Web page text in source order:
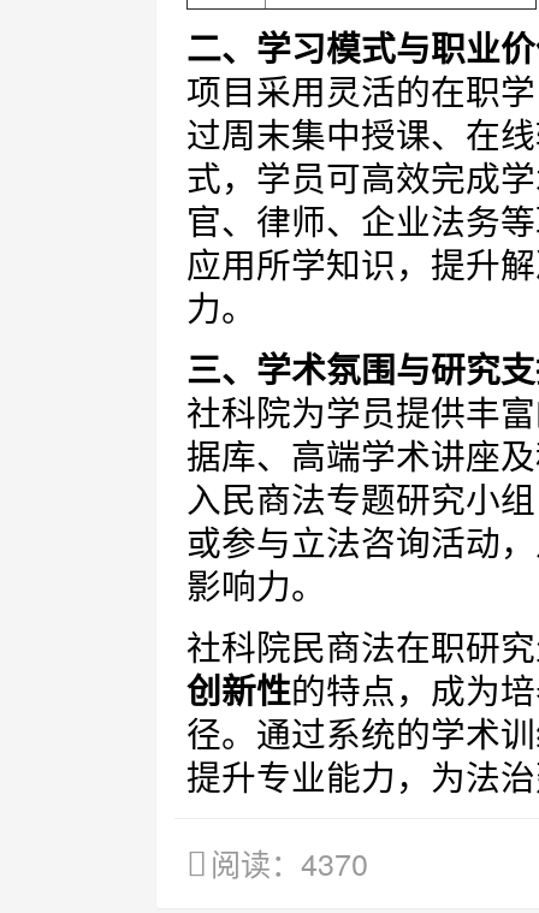
二、学习模式与职业
项目采用灵活的在职
过周末集中授课、在
式，学员可高效完成
官、律师、企业法务
应用所学知识，提升
力。
三、学术氛围与研究
社科院为学员提供丰
据库、高端学术讲座
入民商法专题研究小
或参与立法咨询活动
影响力。
社科院民商法在职研
创新性的特点，成为
径。通过系统的学术
提升专业能力，为法
阅读：4370